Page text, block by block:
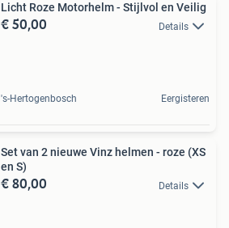
Licht Roze Motorhelm - Stijlvol en Veilig
€ 50,00 Details
's-Hertogenbosch Eergisteren
Set van 2 nieuwe Vinz helmen - roze (XS
en S)
€ 80,00 Details